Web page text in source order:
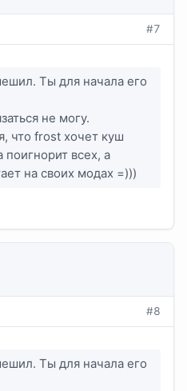
#7
Ты для начала его
не могу.
что frost хочет куш
поигнорит всех, а
на своих модах =)))
#8
Ты для начала его